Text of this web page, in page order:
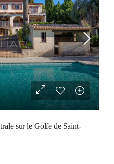
sur le Golfe de Saint-